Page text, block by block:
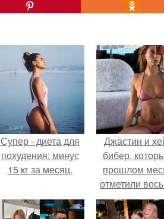
Супер - диета для
похудения: минус
15 кг за месяц.
Джастин и
бибер,
прошлом
отметили
помолвки,